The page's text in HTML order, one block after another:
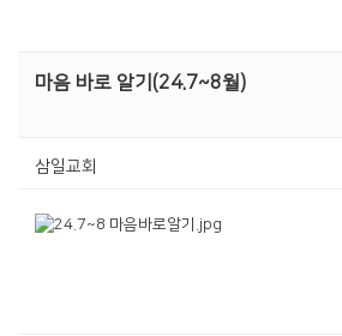
마음 바로 알기(24.7~8월)
삼일교회